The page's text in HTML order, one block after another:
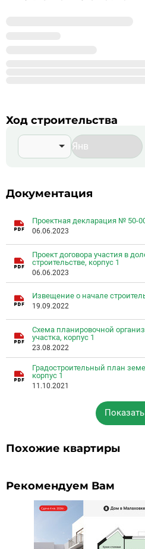
%_NAME_%
Ход строительства
Документация
Проектная декларация № 50-
06.06.2023
Проект договора участия в
строительстве, корпус 1
06.06.2023
Извещение о начале
19.09.2022
Схема планировочной
участка, корпус 1
23.08.2022
Градостроительный план
корпус 1
11.10.2021
Похожие квартиры
Рекомендуем Вам